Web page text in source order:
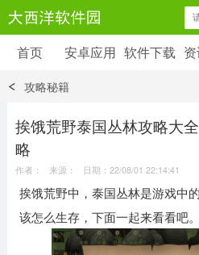
安卓应用 软件下
6179 款应用
39 款应
首页 安卓应用 软件下载
攻略秘籍
挨饿荒野泰国丛林攻略大
略
作者： 来源： 日期：22/08/01 22:14:41
挨饿荒野中，泰国丛林是游戏中
该怎么生存，下面一起来看看吧。